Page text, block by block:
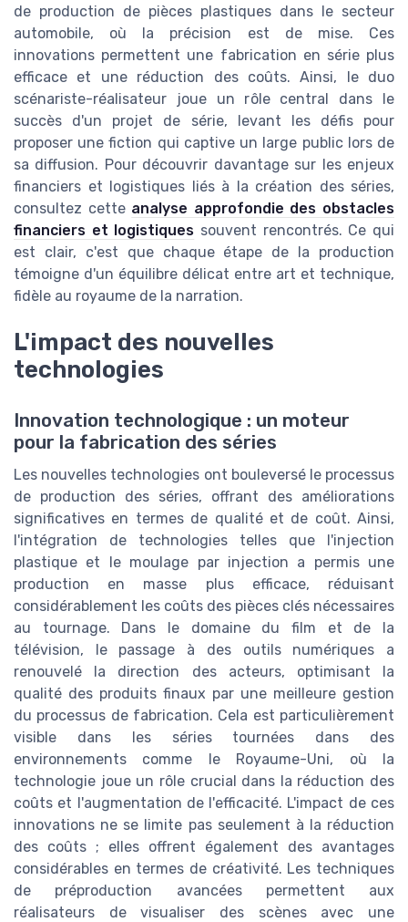
de production de pièces plastiques dans le secteur
automobile, où la précision est de mise. Ces
innovations permettent une fabrication en série plus
efficace et une réduction des coûts. Ainsi, le duo
scénariste-réalisateur joue un rôle central dans le
succès d'un projet de série, levant les défis pour
proposer une fiction qui captive un large public lors de
sa diffusion. Pour découvrir davantage sur les enjeux
financiers et logistiques liés à la création des séries,
consultez cette analyse approfondie des obstacles
financiers et logistiques souvent rencontrés. Ce qui
est clair, c'est que chaque étape de la production
témoigne d'un équilibre délicat entre art et technique,
fidèle au royaume de la narration.
L'impact des nouvelles
technologies
Innovation technologique : un moteur
pour la fabrication des séries
Les nouvelles technologies ont bouleversé le processus
de production des séries, offrant des améliorations
significatives en termes de qualité et de coût. Ainsi,
l'intégration de technologies telles que l'injection
plastique et le moulage par injection a permis une
production en masse plus efficace, réduisant
considérablement les coûts des pièces clés nécessaires
au tournage. Dans le domaine du film et de la
télévision, le passage à des outils numériques a
renouvelé la direction des acteurs, optimisant la
qualité des produits finaux par une meilleure gestion
du processus de fabrication. Cela est particulièrement
visible dans les séries tournées dans des
environnements comme le Royaume-Uni, où la
technologie joue un rôle crucial dans la réduction des
coûts et l'augmentation de l'efficacité. L'impact de ces
innovations ne se limite pas seulement à la réduction
des coûts ; elles offrent également des avantages
considérables en termes de créativité. Les techniques
de préproduction avancées permettent aux
réalisateurs de visualiser des scènes avec une